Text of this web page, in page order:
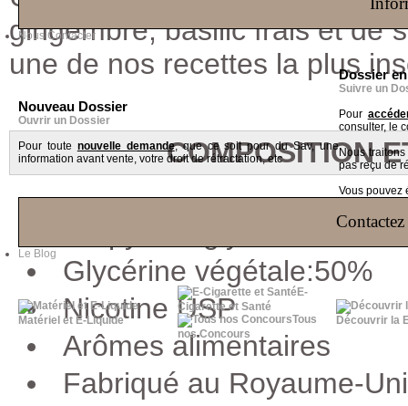
Nous Contacter
Nouveau Dossier
Ouvrir un Dossier
Pour toute nouvelle demande, que ce soit pour du Sav, une
information avant vente, votre droit de rétractation, etc
Dossier
Suivre un
Pour
consulter, le
Nous
pas reçu de
Vous pouvez
Le Blog
Matériel et E-Liquide
E-
Cigarette et Santé
Tous
nos Concours
Découvrir la
gingembre, basilic frais et de
une de nos recettes la plus
COMPOSITION
Propylène glycol: 50%
Glycérine végétale:50%
Nicotine USP
Arômes alimentaires
Fabriqué au Royaume-Uni